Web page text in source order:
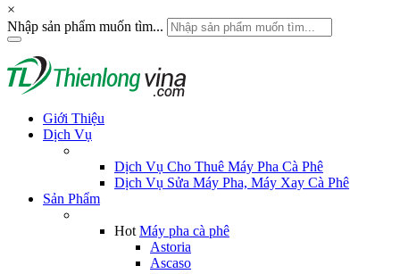
×
Nhập sản phẩm muốn tìm...
Giới Thiệu
Dịch Vụ
Dịch Vụ Cho Thuê Máy Pha Cà Phê
Dịch Vụ Sửa Máy Pha, Máy Xay Cà Phê
Sản Phẩm
Hot Máy pha cà phê
Astoria
Ascaso